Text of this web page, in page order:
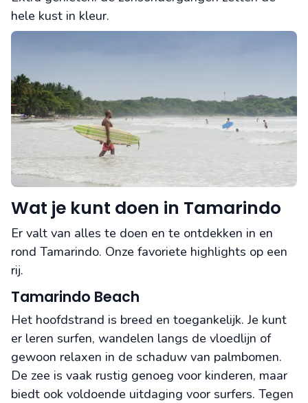
hele kust in kleur.
Wat je kunt doen in Tamarindo
Er valt van alles te doen en te ontdekken in en
rond Tamarindo. Onze favoriete highlights op een
rij.
Tamarindo Beach
Het hoofdstrand is breed en toegankelijk. Je kunt
er leren surfen, wandelen langs de vloedlijn of
gewoon relaxen in de schaduw van palmbomen.
De zee is vaak rustig genoeg voor kinderen, maar
biedt ook voldoende uitdaging voor surfers. Tegen